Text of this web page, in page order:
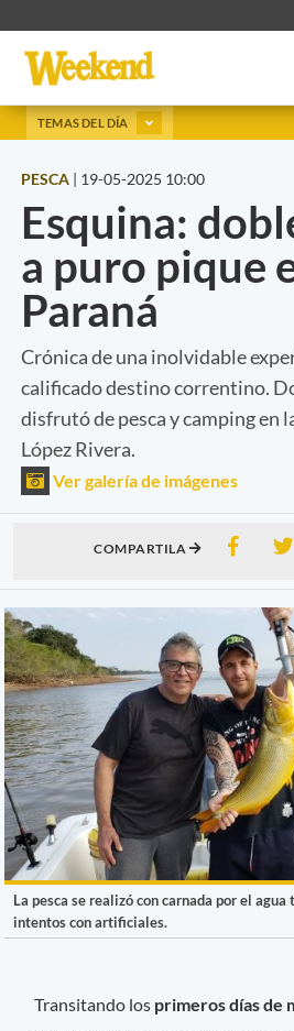
TEMAS DEL DÍA
PESCA | 19-05-2025 10:00
Esquina:
a puro pique
Paraná
Crónica de una inolvidable
calificado destino correntino.
disfrutó de pesca y camping en
López Rivera.
Ver galería de imágenes
COMPARTILA
La pesca se realizó con carnada por el
intentos con artificiales.
Transitando los primeros días de